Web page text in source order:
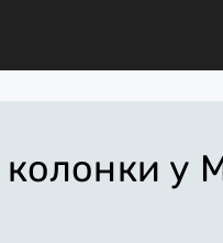
колонки у